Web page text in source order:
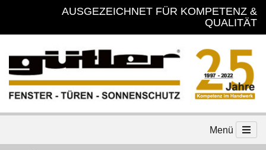
AUSGEZEICHNET FÜR KOMPETENZ &
QUALITÄT
Menü